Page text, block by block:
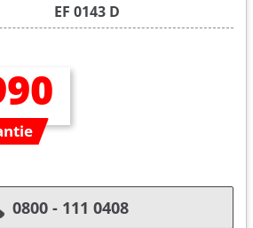
EF 0143 D
0800 - 111 0408